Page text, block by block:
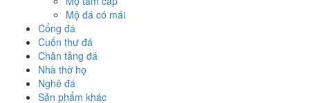
Mộ đá có mái
Cổng đá
Cuốn thư đá
Chân tảng đá
Nhà thờ họ
Nghê đá
Sản phẩm khác